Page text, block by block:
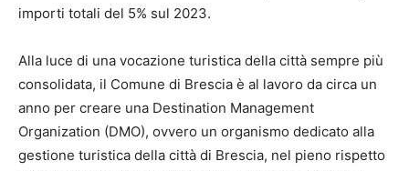
importi totali del 5% sul 2023.
Alla luce di una vocazione turistica della città sempre più
consolidata, il Comune di Brescia è al lavoro da circa un
anno per creare una Destination Management
Organization (DMO), ovvero un organismo dedicato alla
gestione turistica della città di Brescia, nel pieno rispetto